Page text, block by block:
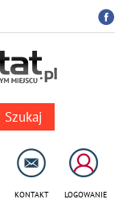
KONTAKT LOGOWANIE